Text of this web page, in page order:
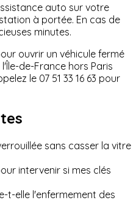
auto sur votre
à portée. En cas de
minutes.
ouvrir un véhicule fermé
de-France hors Paris
le 07 51 33 16 63 pour
sans casser la vitre
intervenir si mes clés
t-elle l'enfermement des